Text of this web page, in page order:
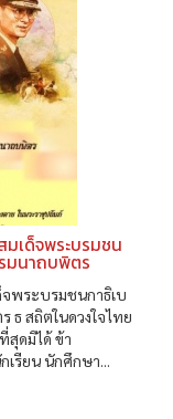
เด็จพระบรมชน
มนาถบพิตร
พระบรมชนกาธิเบ
สถิตในดวงใจไทย
ดมิได้ ข้า
รียน นักศึกษา...